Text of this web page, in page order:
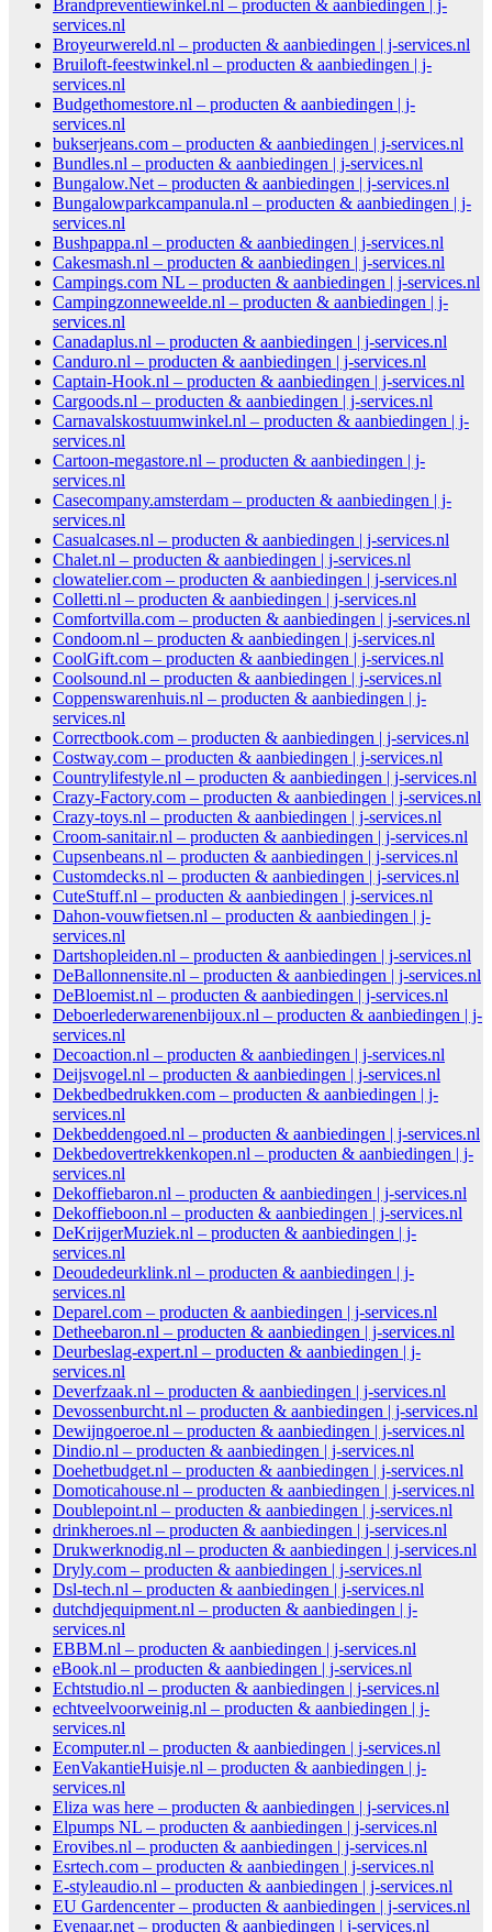
Brandpreventiewinkel.nl – producten & aanbiedingen | j-
services.nl
Broyeurwereld.nl – producten & aanbiedingen | j-services.nl
Bruiloft-feestwinkel.nl – producten & aanbiedingen | j-
services.nl
Budgethomestore.nl – producten & aanbiedingen | j-
services.nl
bukserjeans.com – producten & aanbiedingen | j-services.nl
Bundles.nl – producten & aanbiedingen | j-services.nl
Bungalow.Net – producten & aanbiedingen | j-services.nl
Bungalowparkcampanula.nl – producten & aanbiedingen | j-
services.nl
Bushpappa.nl – producten & aanbiedingen | j-services.nl
Cakesmash.nl – producten & aanbiedingen | j-services.nl
Campings.com NL – producten & aanbiedingen | j-services.nl
Campingzonneweelde.nl – producten & aanbiedingen | j-
services.nl
Canadaplus.nl – producten & aanbiedingen | j-services.nl
Canduro.nl – producten & aanbiedingen | j-services.nl
Captain-Hook.nl – producten & aanbiedingen | j-services.nl
Cargoods.nl – producten & aanbiedingen | j-services.nl
Carnavalskostuumwinkel.nl – producten & aanbiedingen | j-
services.nl
Cartoon-megastore.nl – producten & aanbiedingen | j-
services.nl
Casecompany.amsterdam – producten & aanbiedingen | j-
services.nl
Casualcases.nl – producten & aanbiedingen | j-services.nl
Chalet.nl – producten & aanbiedingen | j-services.nl
clowatelier.com – producten & aanbiedingen | j-services.nl
Colletti.nl – producten & aanbiedingen | j-services.nl
Comfortvilla.com – producten & aanbiedingen | j-services.nl
Condoom.nl – producten & aanbiedingen | j-services.nl
CoolGift.com – producten & aanbiedingen | j-services.nl
Coolsound.nl – producten & aanbiedingen | j-services.nl
Coppenswarenhuis.nl – producten & aanbiedingen | j-
services.nl
Correctbook.com – producten & aanbiedingen | j-services.nl
Costway.com – producten & aanbiedingen | j-services.nl
Countrylifestyle.nl – producten & aanbiedingen | j-services.nl
Crazy-Factory.com – producten & aanbiedingen | j-services.nl
Crazy-toys.nl – producten & aanbiedingen | j-services.nl
Croom-sanitair.nl – producten & aanbiedingen | j-services.nl
Cupsenbeans.nl – producten & aanbiedingen | j-services.nl
Customdecks.nl – producten & aanbiedingen | j-services.nl
CuteStuff.nl – producten & aanbiedingen | j-services.nl
Dahon-vouwfietsen.nl – producten & aanbiedingen | j-
services.nl
Dartshopleiden.nl – producten & aanbiedingen | j-services.nl
DeBallonnensite.nl – producten & aanbiedingen | j-services.nl
DeBloemist.nl – producten & aanbiedingen | j-services.nl
Deboerlederwarenenbijoux.nl – producten & aanbiedingen | j-
services.nl
Decoaction.nl – producten & aanbiedingen | j-services.nl
Deijsvogel.nl – producten & aanbiedingen | j-services.nl
Dekbedbedrukken.com – producten & aanbiedingen | j-
services.nl
Dekbeddengoed.nl – producten & aanbiedingen | j-services.nl
Dekbedovertrekkenkopen.nl – producten & aanbiedingen | j-
services.nl
Dekoffiebaron.nl – producten & aanbiedingen | j-services.nl
Dekoffieboon.nl – producten & aanbiedingen | j-services.nl
DeKrijgerMuziek.nl – producten & aanbiedingen | j-
services.nl
Deoudedeurklink.nl – producten & aanbiedingen | j-
services.nl
Deparel.com – producten & aanbiedingen | j-services.nl
Detheebaron.nl – producten & aanbiedingen | j-services.nl
Deurbeslag-expert.nl – producten & aanbiedingen | j-
services.nl
Deverfzaak.nl – producten & aanbiedingen | j-services.nl
Devossenburcht.nl – producten & aanbiedingen | j-services.nl
Dewijngoeroe.nl – producten & aanbiedingen | j-services.nl
Dindio.nl – producten & aanbiedingen | j-services.nl
Doehetbudget.nl – producten & aanbiedingen | j-services.nl
Domoticahouse.nl – producten & aanbiedingen | j-services.nl
Doublepoint.nl – producten & aanbiedingen | j-services.nl
drinkheroes.nl – producten & aanbiedingen | j-services.nl
Drukwerknodig.nl – producten & aanbiedingen | j-services.nl
Dryly.com – producten & aanbiedingen | j-services.nl
Dsl-tech.nl – producten & aanbiedingen | j-services.nl
dutchdjequipment.nl – producten & aanbiedingen | j-
services.nl
EBBM.nl – producten & aanbiedingen | j-services.nl
eBook.nl – producten & aanbiedingen | j-services.nl
Echtstudio.nl – producten & aanbiedingen | j-services.nl
echtveelvoorweinig.nl – producten & aanbiedingen | j-
services.nl
Ecomputer.nl – producten & aanbiedingen | j-services.nl
EenVakantieHuisje.nl – producten & aanbiedingen | j-
services.nl
Eliza was here – producten & aanbiedingen | j-services.nl
Elpumps NL – producten & aanbiedingen | j-services.nl
Erovibes.nl – producten & aanbiedingen | j-services.nl
Esrtech.com – producten & aanbiedingen | j-services.nl
E-styleaudio.nl – producten & aanbiedingen | j-services.nl
EU Gardencenter – producten & aanbiedingen | j-services.nl
Evenaar.net – producten & aanbiedingen | j-services.nl